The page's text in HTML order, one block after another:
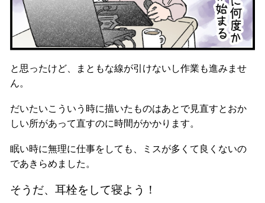
と思ったけど、まともな線が引けないし作業も進みませ
ん。
だいたいこういう時に描いたものはあとで見直すとおか
しい所があって直すのに時間がかかります。
眠い時に無理に仕事をしても、ミスが多くて良くないの
であきらめました。
そうだ、耳栓をして寝よう！